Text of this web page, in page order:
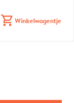
shopping_cart Winkelwagentje